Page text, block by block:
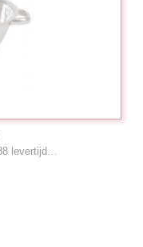
levertijd…